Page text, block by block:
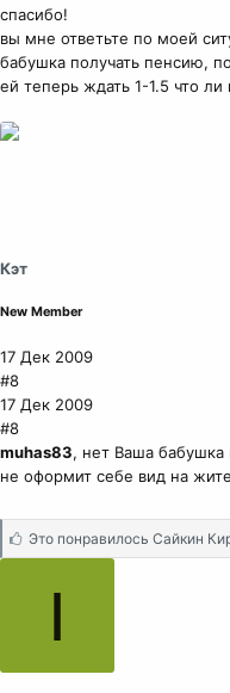
спасибо!
вы мне ответьте по моей
бабушка получать пенсию,
ей теперь ждать 1-1.5 что
Кэт
New Member
17 Дек 2009
#8
17 Дек 2009
#8
muhas83, нет Ваша
не оформит себе вид на
С
и
и
Это понравилось Сайкин
I